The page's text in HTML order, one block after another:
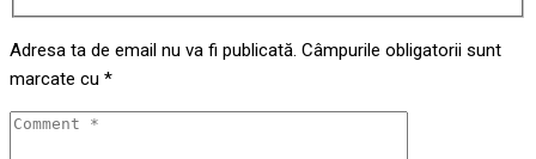
Adresa ta de email nu va fi publicată. Câmpurile obligatorii sunt
marcate cu *